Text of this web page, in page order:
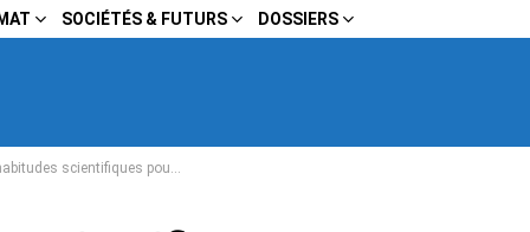
SOCIÉTÉS & FUTURS DOSSIERS
scientifiques pour ralentir le vieillissement